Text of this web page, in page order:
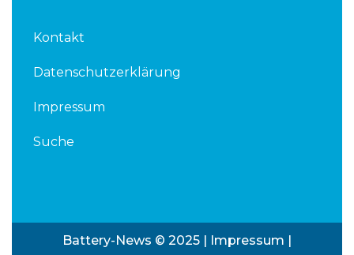
Kontakt
Datenschutzerklärung
Impressum
Suche
Battery-News © 2025 | Impressum |